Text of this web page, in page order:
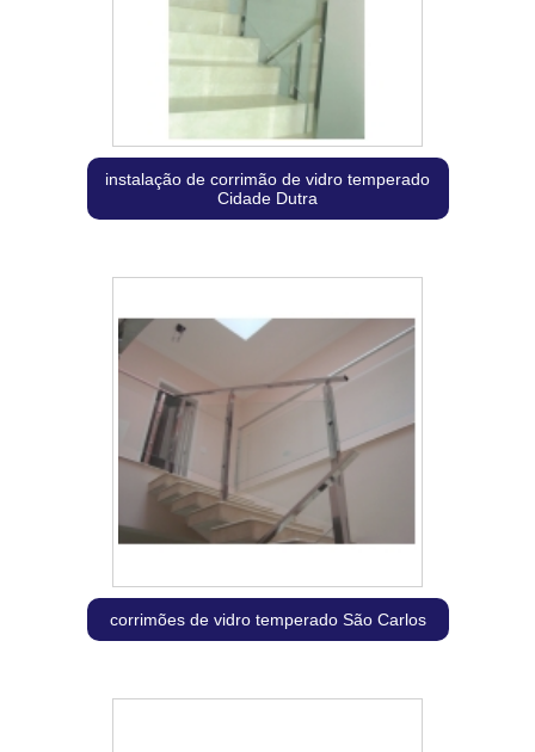
instalação de corrimão de vidro temperado
Cidade Dutra
corrimões de vidro temperado São Carlos